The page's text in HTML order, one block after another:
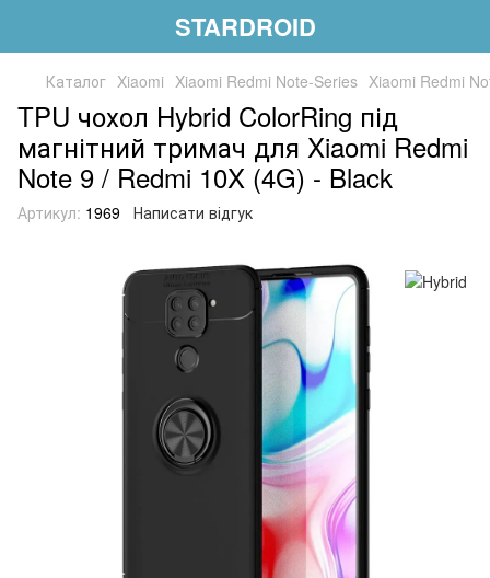
STARDROID
Каталог Xiaomi Xiaomi Redmi Note-Series Xiaomi Redmi
TPU чохол Hybrid ColorRing під
магнітний тримач для Xiaomi Redmi
Note 9 / Redmi 10X (4G) - Black
Артикул: 1969 Написати відгук